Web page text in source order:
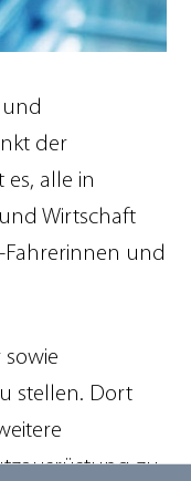
der
alle in
Wirtschaft
und
stellen. Dort
zu